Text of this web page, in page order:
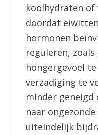
koolhydraten
doordat
hormonen
reguleren,
hongergevoel
verzadiging te
minder geneigd
naar
uiteindelijk